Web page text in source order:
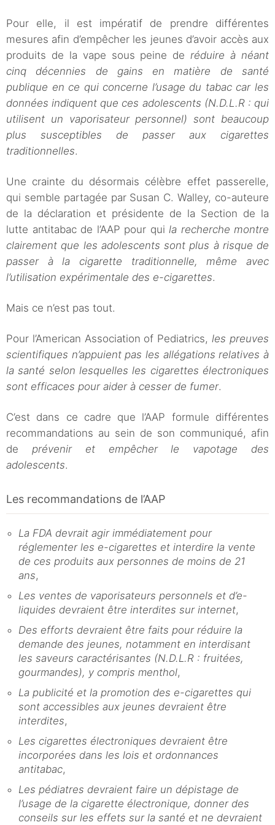
Pour elle, il est impératif de prendre différentes
mesures afin d’empêcher les jeunes d’avoir accès aux
produits de la vape sous peine deréduire à néant
cinq décennies de gains en matière de santé
publique en ce qui concerne l’usage du tabac car les
données indiquent que ces adolescents (N.D.L.R : qui
utilisent un vaporisateur personnel) sont beaucoup
plus susceptibles de passer aux cigarettes
traditionnelles.
Une crainte du désormais célèbre effet passerelle,
qui semble partagée par Susan C. Walley, co-auteure
de la déclaration et présidente de la Section de la
lutte antitabac de l’AAP pour qui la recherche montre
clairement que les adolescents sont plus à risque de
passer à la cigarette traditionnelle, même avec
l’utilisation expérimentale des e-cigarettes.
Mais ce n’est pas tout.
Pour l’American Association of Pediatrics,les preuves
scientifiques n’appuient pas les allégations relatives à
la santé selon lesquelles les cigarettes électroniques
sont efficaces pour aider à cesser de fumer.
C’est dans ce cadre que l’AAP formule différentes
recommandations au sein de son communiqué, afin
de prévenir et empêcher le vapotage des
adolescents.
Les recommandations de l’AAP
La FDA devrait agir immédiatement pour
réglementer les e-cigarettes et interdire la vente
de ces produits aux personnes de moins de 21
ans,
Les ventes de vaporisateurs personnels et d’e-
liquides devraient être interdites sur internet,
Des efforts devraient être faits pour réduire la
demande des jeunes, notamment en interdisant
les saveurs caractérisantes (N.D.L.R : fruitées,
gourmandes), y compris menthol,
La publicité et la promotion des e-cigarettes qui
sont accessibles aux jeunes devraient être
interdites,
Les cigarettes électroniques devraient être
incorporées dans les lois et ordonnances
antitabac,
Les pédiatres devraient faire un dépistage de
l’usage de la cigarette électronique, donner des
conseils sur les effets sur la santé et ne devraient